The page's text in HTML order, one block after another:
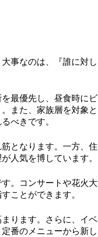
事なのは、『誰に対し
最優先し、昼食時にビ
また、家族層を対象と
べきです。
となります。一方、住
人気を博しています。
。コンサートや花火大
ことができます。
ります。さらに、イベ
番のメニューから新し